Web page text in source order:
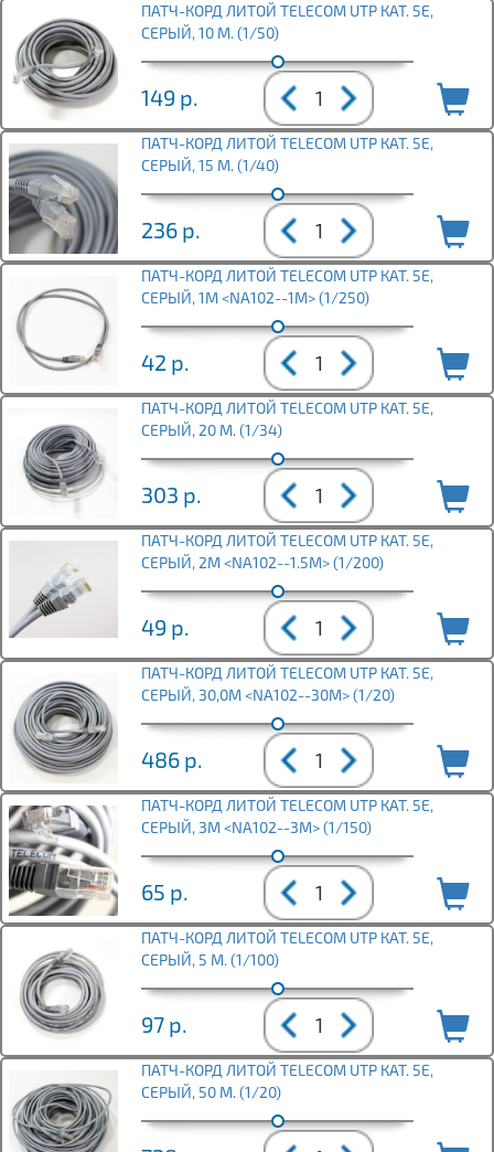
ПАТЧ-КОРД ЛИТОЙ TELECOM UTP КАТ. 5Е,
СЕРЫЙ, 10 М. (1/50)
149 р.
ПАТЧ-КОРД ЛИТОЙ TELECOM UTP КАТ. 5Е,
СЕРЫЙ, 15 М. (1/40)
236 р.
ПАТЧ-КОРД ЛИТОЙ TELECOM UTP КАТ. 5Е,
СЕРЫЙ, 1М <NA102--1M> (1/250)
42 р.
ПАТЧ-КОРД ЛИТОЙ TELECOM UTP КАТ. 5Е,
СЕРЫЙ, 20 М. (1/34)
303 р.
ПАТЧ-КОРД ЛИТОЙ TELECOM UTP КАТ. 5Е,
СЕРЫЙ, 2М <NA102--1.5M> (1/200)
49 р.
ПАТЧ-КОРД ЛИТОЙ TELECOM UTP КАТ. 5Е,
СЕРЫЙ, 30,0М <NA102--30M> (1/20)
486 р.
ПАТЧ-КОРД ЛИТОЙ TELECOM UTP КАТ. 5Е,
СЕРЫЙ, 3М <NA102--3M> (1/150)
65 р.
ПАТЧ-КОРД ЛИТОЙ TELECOM UTP КАТ. 5Е,
СЕРЫЙ, 5 М. (1/100)
97 р.
ПАТЧ-КОРД ЛИТОЙ TELECOM UTP КАТ. 5Е,
СЕРЫЙ, 50 М. (1/20)